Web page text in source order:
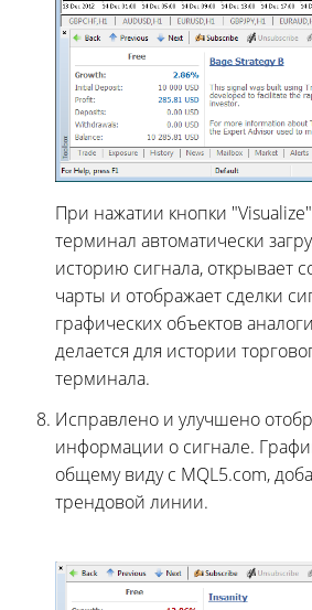
При нажатии кнопки
терминал автоматически
историю сигнала, открывает
чарты и отображает сделки
графических объектов
делается для истории
терминала.
Исправлено и улучшено
информации о сигнале.
общему виду с MQL5.com,
трендовой линии.